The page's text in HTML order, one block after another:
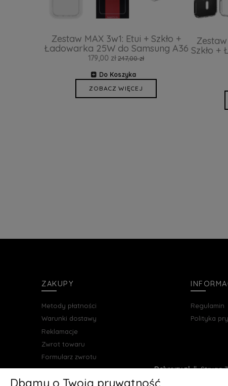
Zestaw MAX 3w1: Etui + Szkło +
Ładowarka 25W do Samsung A36
179,00 zł 247,00 zł
Do Koszyka
ZOBACZ WIĘCEJ
Szkło +
ZAKUPY
Metody płatności
Warunki dostawy
Reklamacje
Zwrot towaru
Formularz zwrotu
Regulamin
Polityka
Deluxury.pl|| Struga
Dbamy o Twoją prywatność